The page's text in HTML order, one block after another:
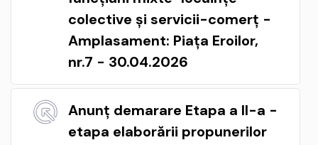
colective și servicii-comerț -
Amplasament: Piața Eroilor,
nr.7 - 30.04.2026
Anunț demarare Etapa a II-a -
etapa elaborării propunerilor